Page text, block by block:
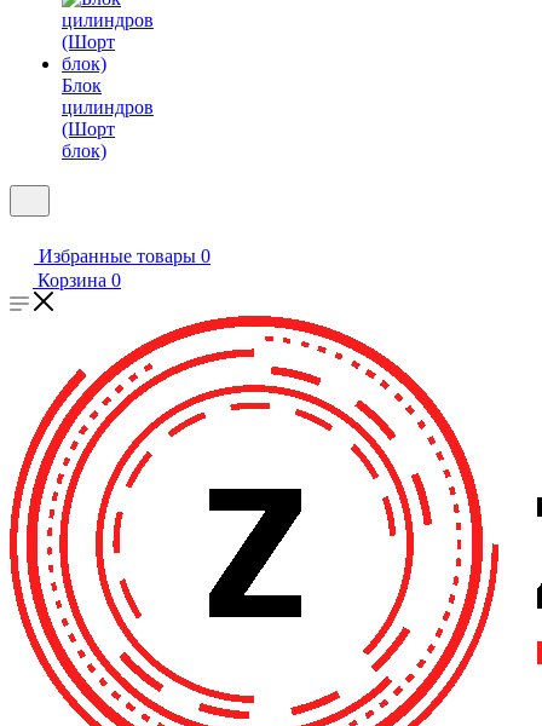
Блок
цилиндров
(Шорт
блок)
Избранные товары 0
Корзина 0